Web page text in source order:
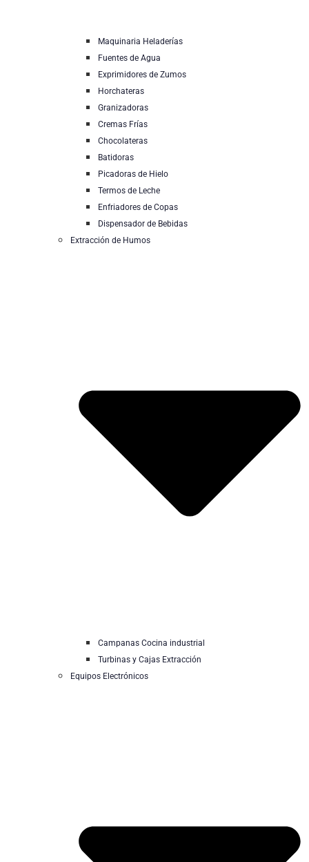
Maquinaria Heladerías
Fuentes de Agua
Exprimidores de Zumos
Horchateras
Granizadoras
Cremas Frías
Chocolateras
Batidoras
Picadoras de Hielo
Termos de Leche
Enfriadores de Copas
Dispensador de Bebidas
Extracción de Humos
Campanas Cocina industrial
Turbinas y Cajas Extracción
Equipos Electrónicos